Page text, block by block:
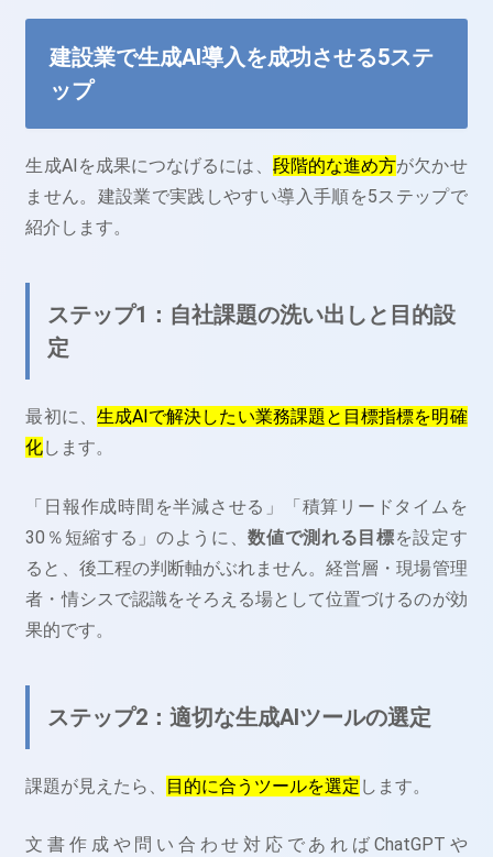
建設業で生成AI導入を成功させる5ステ
ップ
生成AIを成果につなげるには、 段階的な進め方が欠かせ
ません。建設業で実践しやすい導入手順を5ステップで
紹介します。
ステップ1：自社課題の洗い出しと目的設
定
最初に、 生成AIで解決したい業務課題と目標指標を明確
化します。
「日報作成時間を半減させる」「積算リードタイムを
30％短縮する」のように、数値で測れる目標を設定す
ると、後工程の判断軸がぶれません。経営層・現場管理
者・情シスで認識をそろえる場として位置づけるのが効
果的です。
ステップ2：適切な生成AIツールの選定
課題が見えたら、 目的に合うツールを選定 します。
文書作成や問い合わせ対応であればChatGPTや